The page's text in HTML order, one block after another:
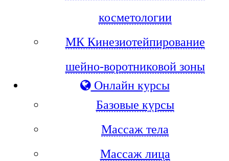
косметологии
МК Кинезиотейпирование
шейно-воротниковой зоны
Онлайн курсы
Базовые курсы
Массаж тела
Массаж лица